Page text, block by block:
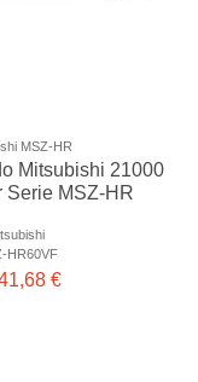
MSZ-HR
Mitsubishi 21000
Serie MSZ-HR
HR60VF
€